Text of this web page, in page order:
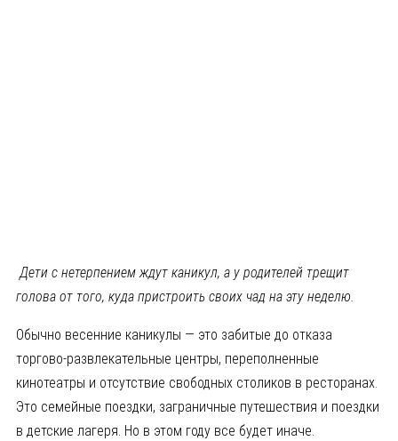
Дети с нетерпением ждут каникул, а у родителей трещит
голова от того, куда пристроить своих чад на эту неделю.
Обычно весенние каникулы — это забитые до отказа
торгово-развлекательные центры, переполненные
кинотеатры и отсутствие свободных столиков в ресторанах.
Это семейные поездки, заграничные путешествия и поездки
в детские лагеря. Но в этом году все будет иначе.